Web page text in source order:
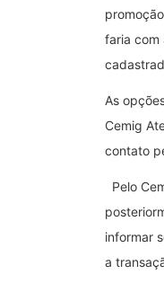
faria com
As
Cemig
contato
Pelo
informar
a